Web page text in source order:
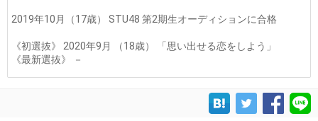
2019年10月（17歳） STU48 第2期生オーディションに合格
《初選抜》 2020年9月 （18歳） 「思い出せる恋をしよう」
《最新選抜》 －